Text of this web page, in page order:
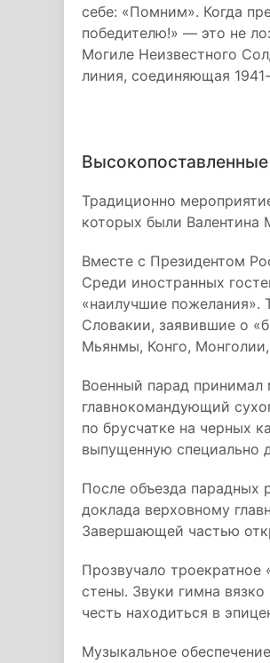
себе: «Помним». Когда
победителю!» — это не
Могиле Неизвестного
линия, соединяющая
Традиционно
которых были Валентина
Вместе с Президентом
Среди иностранных
«наилучшие пожелания».
Словакии, заявившие о
Мьянмы, Конго,
Военный парад
главнокомандующий
по брусчатке на черных
выпущенную специально
После объезда парадных
доклада верховному
Завершающей частью
Прозвучало
стены. Звуки гимна
честь находиться в
Музыкальное